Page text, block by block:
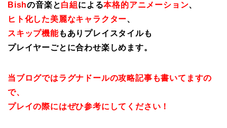
Bishの音楽と白組 による本格的アニメーション、
ヒト化した美麗なキャラクター、
スキップ機能もありプレイスタイルも
プレイヤーごとに合わせ楽しめます。
当ブログではラグナドールの攻略記事も書いてますの
で、
プレイの際にはぜひ参考にしてください！